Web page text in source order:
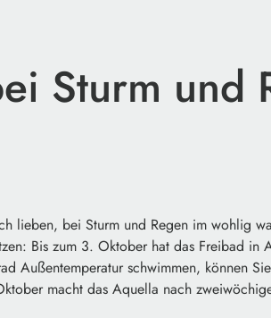
Sturm und
lieben, bei Sturm und Regen im wohlig
Bis zum 3. Oktober hat das Freibad
Außentemperatur schwimmen, können
macht das Aquella nach